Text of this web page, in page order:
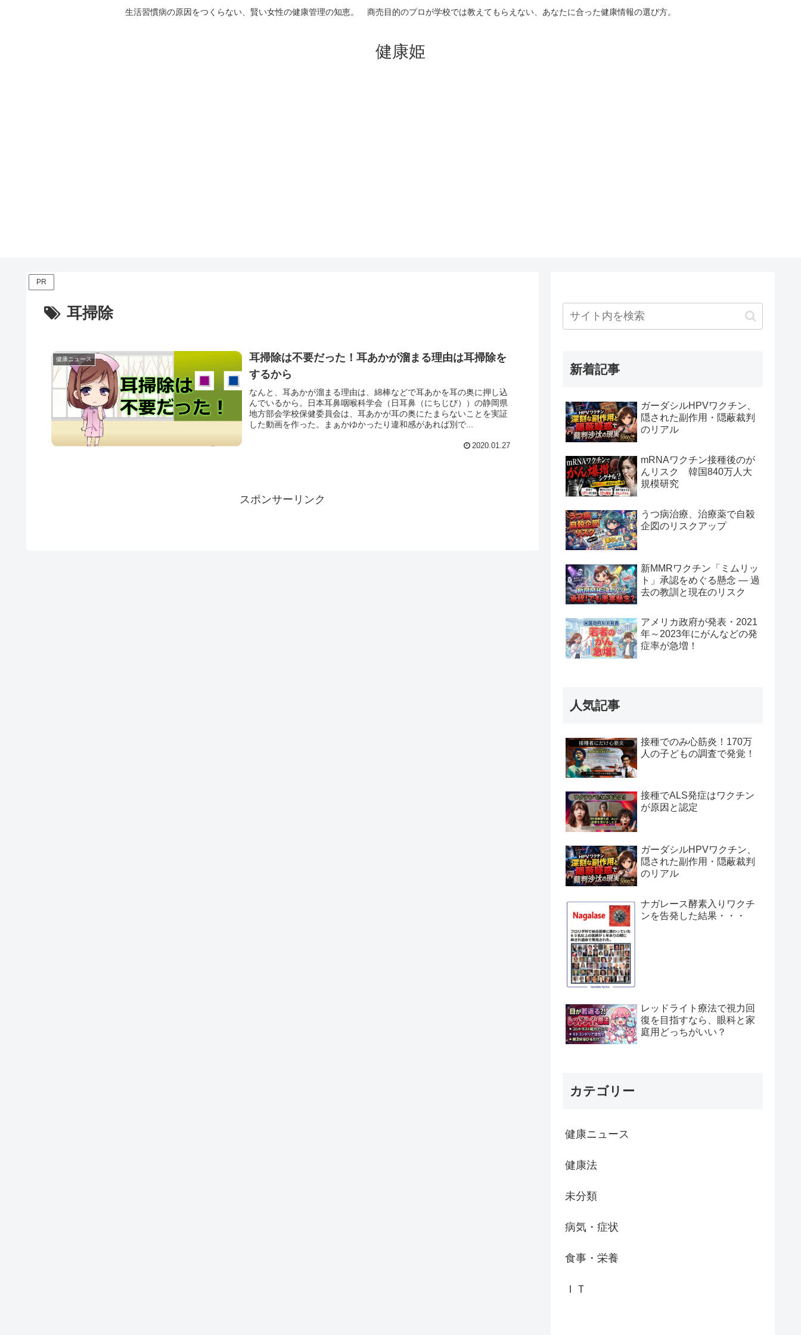
生活習慣病の原因をつくらない、賢い女性の健康管理の知恵。 商売目的のプロが学校では教えてもらえない、あなたに合った健康情報の選び方。
健康姫
PR
耳掃除
健康ニュース
耳掃除は不要だった！耳あかが溜まる理由は耳掃除を
するから
なんと、耳あかが溜まる理由は、綿棒などで耳あかを耳の奥に押し込
んでいるから。日本耳鼻咽喉科学会（日耳鼻（にちじび））の静岡県
地方部会学校保健委員会は、耳あかが耳の奥にたまらないことを実証
した動画を作った。 まぁかゆかったり違和感があれば別で...
2020.01.27
スポンサーリンク
新着記事
ガーダシルHPVワクチン、
隠された副作用・隠蔽裁判
のリアル
mRNAワクチン接種後のが
んリスク 韓国840万人大
規模研究
うつ病治療、治療薬で自殺
企図のリスクアップ
新MMRワクチン「ミムリッ
ト」承認をめぐる懸念 — 過
去の教訓と現在のリスク
アメリカ政府が発表・2021
年～2023年にがんなどの発
症率が急増！
人気記事
接種でのみ心筋炎！170万
人の子どもの調査で発覚！
接種でALS発症はワクチン
が原因と認定
ガーダシルHPVワクチン、
隠された副作用・隠蔽裁判
のリアル
ナガレース酵素入りワクチ
ンを告発した結果・・・
レッドライト療法で視力回
復を目指すなら、眼科と家
庭用どっちがいい？
カテゴリー
健康ニュース
健康法
未分類
病気・症状
食事・栄養
ＩＴ